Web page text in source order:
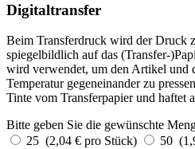
Digitaltransfer
Beim Transferdruck wird der Druck
spiegelbildlich auf das (Transfer-
wird verwendet, um den Artikel und
Temperatur gegeneinander zu
Tinte vom Transferpapier und haftet
Bitte geben Sie die gewünschte
25 (2,04 € pro Stück)
50